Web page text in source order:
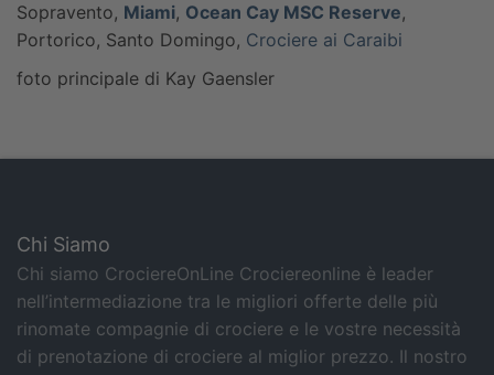
Sopravento, Miami, Ocean Cay MSC Reserve,
Portorico, Santo Domingo, Crociere ai Caraibi
foto principale di Kay Gaensler
Chi Siamo
Chi siamo CrociereOnLine Crociereonline è leader
nell’intermediazione tra le migliori offerte delle più
rinomate compagnie di crociere e le vostre necessità
di prenotazione di crociere al miglior prezzo. Il nostro